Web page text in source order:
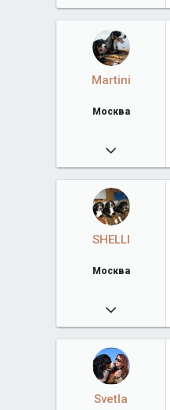
5 378
bernclub.ru
Город
Москва
Martini
Москва
07.02.2009
17 844
Москва
SHELLI
Москва
02.05.2009
3 323
shellhouse.ru
Город
Москва
Svetla